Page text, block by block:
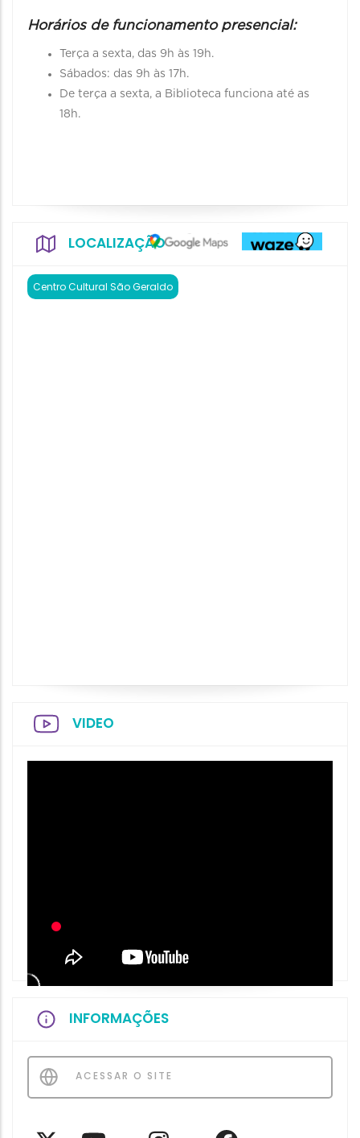
Horários de funcionamento presencial:
Terça a sexta, das 9h às 19h.
Sábados: das 9h às 17h.
De terça a sexta, a Biblioteca funciona até as
18h.
LOCALIZAÇÃO
Centro Cultural São Geraldo
VIDEO
INFORMAÇÕES
ACESSAR O SITE